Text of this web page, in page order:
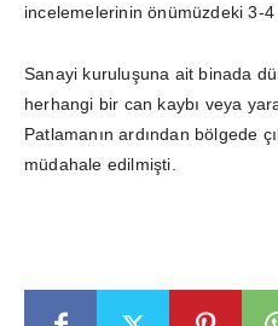
incelemelerinin önümüzdeki 3-
Sanayi kuruluşuna ait binada
herhangi bir can kaybı veya
Patlamanın ardından bölgede
müdahale edilmişti.